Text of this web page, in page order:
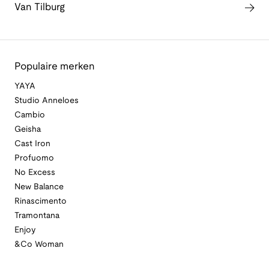
Van Tilburg
Populaire merken
YAYA
Studio Anneloes
Cambio
Geisha
Cast Iron
Profuomo
No Excess
New Balance
Rinascimento
Tramontana
Enjoy
&Co Woman